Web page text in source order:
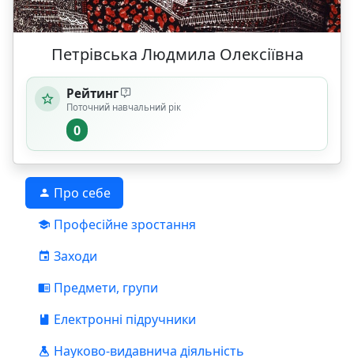
Петрівська Людмила Олексіївна
Рейтинг
Поточний навчальний рік
0
Про себе
Професійне зростання
Заходи
Предмети, групи
Електронні підручники
Науково-видавнича діяльність